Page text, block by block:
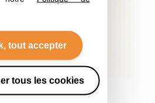
tout accepter
tous les cookies
pois chiche